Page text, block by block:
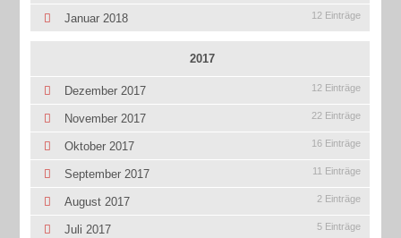
Januar 2018 12 Einträge
2017
Dezember 2017 12 Einträge
November 2017 22 Einträge
Oktober 2017 16 Einträge
September 2017 11 Einträge
August 2017 2 Einträge
Juli 2017 5 Einträge